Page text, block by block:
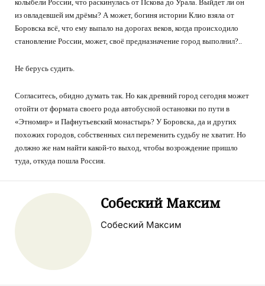
колыбели России, что раскинулась от Пскова до Урала. Выйдет ли он
из овладевшей им дрёмы? А может, богиня истории Клио взяла от
Боровска всё, что ему выпало на дорогах веков, когда происходило
становление России, может, своё предназначение город выполнил?..
Не берусь судить.
Согласитесь, обидно думать так. Но как древний город сегодня может
отойти от формата своего рода автобусной остановки по пути в
«Этномир» и Пафнутьевский монастырь? У Боровска, да и других
похожих городов, собственных сил переменить судьбу не хватит. Но
должно же нам найти какой-то выход, чтобы возрождение пришло
туда, откуда пошла Россия.
Собеский Максим
Собеский Максим